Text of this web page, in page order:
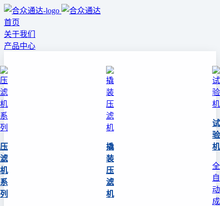
首页
关于我们
产品中心
压
滤
机
系
列
撬
装
压
滤
机
试
验
机
全
自
动
成